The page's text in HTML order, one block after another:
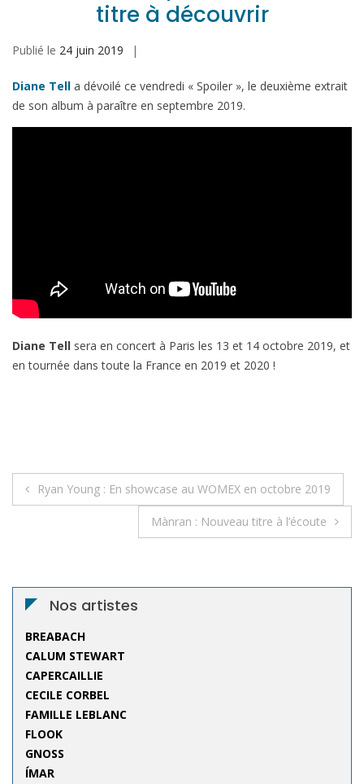
titre à découvrir
Publié le 24 juin 2019
Diane Tell a dévoilé ce vendredi « Spoiler », le deuxième extrait
de son album à paraître en septembre 2019.
Diane Tell sera en concert à Paris les 13 et 14 octobre 2019, et
en tournée dans toute la France en 2019 et 2020 !
Navigation
Ryan Young : En showcase au WOMEX en octobre 2019
Mànran : Nouveau titre à l’écoute
Nos artistes
BREABACH
CALUM STEWART
CAPERCAILLIE
CECILE CORBEL
FAMILLE LEBLANC
FLOOK
GNOSS
ÍMAR